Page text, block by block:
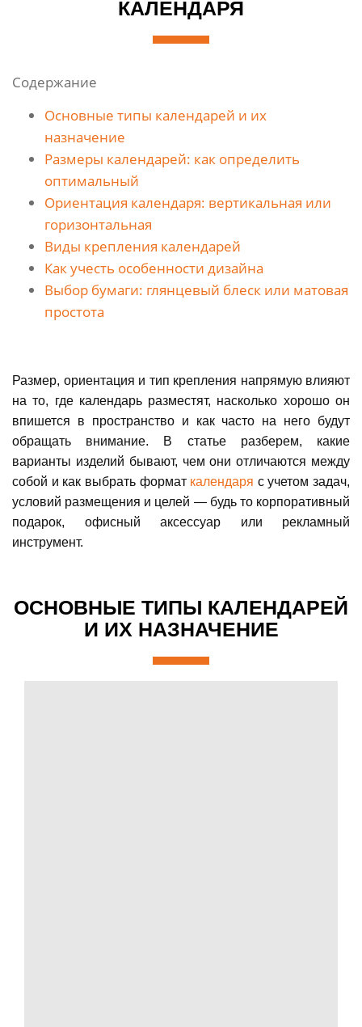
КАЛЕНДАРЯ
Содержание
Основные типы календарей и их
назначение
Размеры календарей: как определить
оптимальный
Ориентация календаря: вертикальная или
горизонтальная
Виды крепления календарей
Как учесть особенности дизайна
Выбор бумаги: глянцевый блеск или матовая
простота
Размер, ориентация и тип крепления напрямую влияют
на то, где календарь разместят, насколько хорошо он
впишется в пространство и как часто на него будут
обращать внимание. В статье разберем, какие
варианты изделий бывают, чем они отличаются между
собой и как выбрать формат календаря с учетом задач,
условий размещения и целей — будь то корпоративный
подарок, офисный аксессуар или рекламный
инструмент.
ОСНОВНЫЕ ТИПЫ КАЛЕНДАРЕЙ
И ИХ НАЗНАЧЕНИЕ